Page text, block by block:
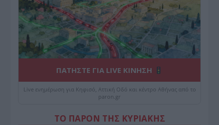
ΠΑΤΗΣΤΕ ΓΙΑ LIVE ΚΙΝΗΣΗ
Live ενημέρωση για Κηφισό, Αττική Οδό και κέντρο Αθήνας από το
paron.gr
ΤΟ ΠΑΡΟΝ ΤΗΣ ΚΥΡΙΑΚΗΣ